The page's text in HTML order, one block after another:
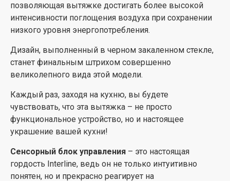
LED освещениесоздает комфортабельные условия
на кухне. Вы можете использовать эту вытяжку в
качестве дополнительного источника кристально
чистого и яркого света на кухне.
Возможность установки угольного фильтра станет
отличным решением для вытяжки, работающей в
режиме рециркуляции, что позволяет повысить
эффективность очистки воздуха и избавиться от
нежелательных запахов!
позволяющая вытяжке достигать более высокой
интенсивности поглощения воздуха при сохранении
низкого уровня энергопотребления.
Дизайн, выполненный в черном закаленном стекле,
станет финальным штрихом совершенно
великолепного вида этой модели.
Каждый раз, заходя на кухню, вы будете
чувствовать, что эта вытяжка – не просто
функциональное устройство, но и настоящее
украшение вашей кухни!
Сенсорный блок управления – это настоящая
гордость Interline, ведь он не только интуитивно
понятен, но и прекрасно реагирует на